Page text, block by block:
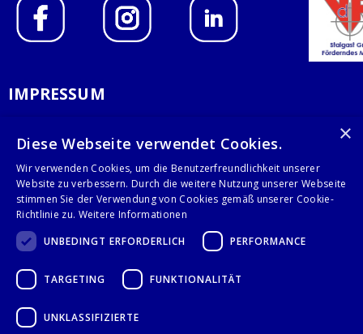
IMPRESSUM
AGB
KONTAKT
Stalgast GmbH
28359 Bremen
+49 421 408844-0
×
Diese Webseite verwendet Cookies.
Wir verwenden Cookies, um die Benutzerfreundlichkeit unserer
Website zu verbessern. Durch die weitere Nutzung unserer Webseite
stimmen Sie der Verwendung von Cookies gemäß unserer Cookie-
Richtlinie zu. Weitere Informationen
UNBEDINGT ERFORDERLICH
PERFORMANCE
TARGETING FUNKTIONALITÄT
UNKLASSIFIZIERTE